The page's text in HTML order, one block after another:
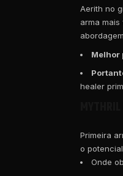
Aerith no
arma
Melhor
healer
Primeira
o
Onde